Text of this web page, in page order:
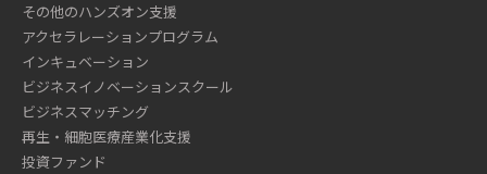
その他のハンズオン支援
アクセラレーションプログラム
インキュベーション
ビジネスイノベーションスクール
ビジネスマッチング
再生・細胞医療産業化支援
投資ファンド